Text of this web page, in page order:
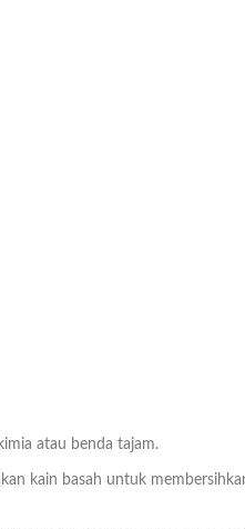
atau benda tajam.
kain basah untuk